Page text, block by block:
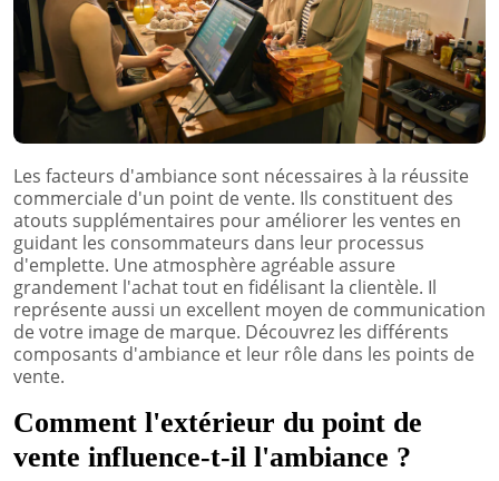
Les facteurs d'ambiance sont nécessaires à la réussite
commerciale d'un point de vente. Ils constituent des
atouts supplémentaires pour améliorer les ventes en
guidant les consommateurs dans leur processus
d'emplette. Une atmosphère agréable assure
grandement l'achat tout en fidélisant la clientèle. Il
représente aussi un excellent moyen de communication
de votre image de marque. Découvrez les différents
composants d'ambiance et leur rôle dans les points de
vente.
Comment l'extérieur du point de
vente influence-t-il l'ambiance ?